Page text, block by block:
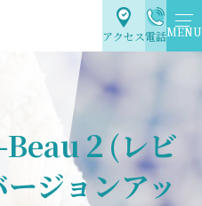
アクセス電話MENU
２(レビ
ジョンアッ